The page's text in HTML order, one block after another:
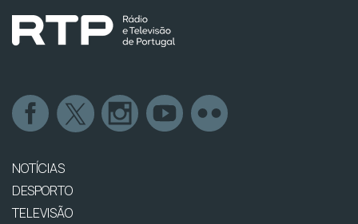
NOTÍCIAS
DESPORTO
TELEVISÃO